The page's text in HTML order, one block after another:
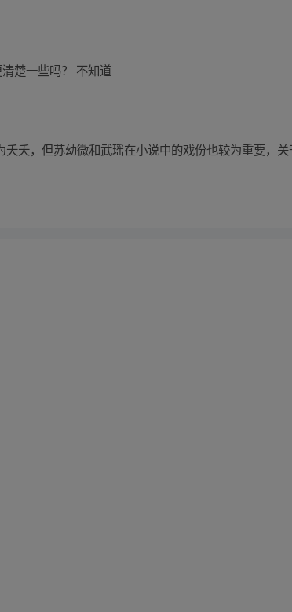
楚一些吗？ 不知道
夭，但苏幼微和武瑶在小说中的戏份也较为重要，